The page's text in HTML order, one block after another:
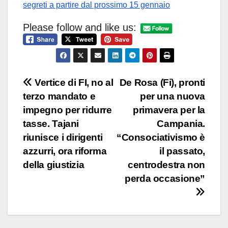
segreti a partire dal prossimo 15 gennaio
Please follow and like us:
Navigazione
articoli
De Rosa (Fi), pronti
per una nuova
primavera per la
Campania.
“Consociativismo è
il passato,
centrodestra non
perda occasione”
Vertice di FI, no al
terzo mandato e
impegno per ridurre
tasse. Tajani
riunisce i dirigenti
azzurri, ora riforma
della giustizia